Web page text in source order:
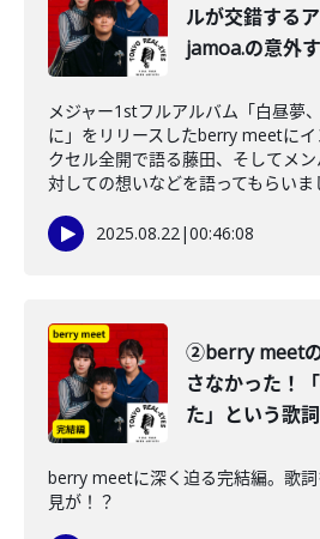
ルが交錯する
jamoa.の意外
メジャー1stフルアルバム「白昼夢
に」をリリースしたberry meetに
クセル全開で語る藤田、そしてメ
対しての想いなどを語ってもらいま
2025.08.22|00:46:08
②berry meet
さなかった！
た」という歌
berry meetに深く迫る完結編。歌
見が！？